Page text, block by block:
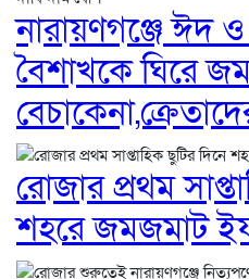
নারায়ণগঞ্জে ঈদ
বৈশাখকে ঘিরে
রোজার প্রথম
শহরে জমজমাট